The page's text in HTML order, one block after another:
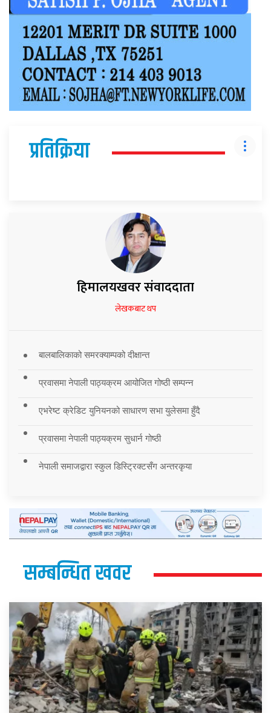
प्रतिक्रिया
हिमालयखवर संवाददाता
लेखकबाट थप
बालबालिकाको समरक्याम्पको दीक्षान्त
प्रवासमा नेपाली पाठ्यक्रम आयोजित गोष्ठी सम्पन्न
एभरेष्ट क्रेडिट युनियनको साधारण सभा युलेसमा हुँदै
प्रवासमा नेपाली पाठ्यक्रम सुधार्न गोष्ठी
नेपाली समाजद्वारा स्कुल डिस्ट्रिक्टसँग अन्तरकृया
सम्बन्धित खवर